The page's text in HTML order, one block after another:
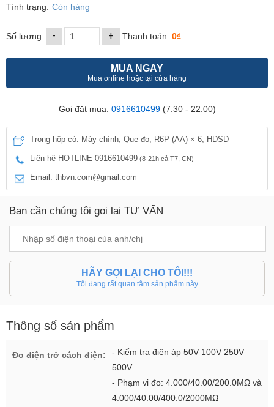
Tình trạng: Còn hàng
Số lượng: - + Thanh toán: 0₫
MUA NGAY
Mua online hoặc tại cửa hàng
Gọi đặt mua: 0916610499(7:30 - 22:00)
Trong hộp có: Máy chính, Que đo, R6P (AA) × 6, HDSD
Liên hệ HOTLINE 0916610499 (8-21h cả T7, CN)
Email: thbvn.com@gmail.com
Bạn cần chúng tôi gọi lại TƯ VẤN
HÃY GỌI LẠI CHO TÔI!!!
Tôi đang rất quan tâm sản phẩm này
Thông số sản phẩm
Đo điện trở cách điện:
- Kiểm tra điện áp 50V 100V 250V
500V
- Phạm vi đo: 4.000/40.00/200.0MΩ và
4.000/40.00/400.0/2000MΩ